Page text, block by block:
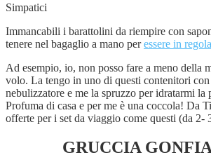
Simpatici
Immancabili i barattolini da riempire con
tenere nel bagaglio a mano peressere in
Ad esempio, io, non posso fare a meno della
volo. La tengo in uno di questi contenitori con
nebulizzatore e me la spruzzo per idratarmi la
Profuma di casa e per me è una coccola! Da
offerte per i set da viaggio come questi (da 2-
GRUCCIA